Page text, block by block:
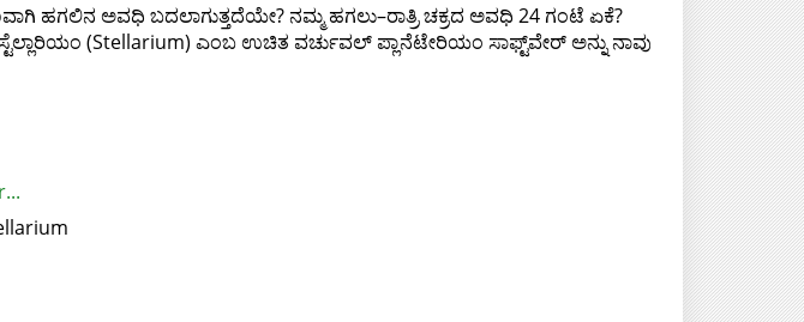
ಹಗಲಿನ ಅವಧಿ ಬದಲಾಗುತ್ತದೆಯೇ? ನಮ್ಮ ಹಗಲು–ರಾತ್ರಿ ಚಕ್ರದ ಅವಧಿ 24 ಗಂಟೆ ಏಕೆ?
ಸ್ಟೆಲ್ಲಾರಿಯಂ (Stellarium) ಎಂಬ ಉಚಿತ ವರ್ಚುವಲ್ ಪ್ಲಾನೆಟೇರಿಯಂ ಸಾಫ್ಟ್‌ವೇರ್ ಅನ್ನು ನಾವು